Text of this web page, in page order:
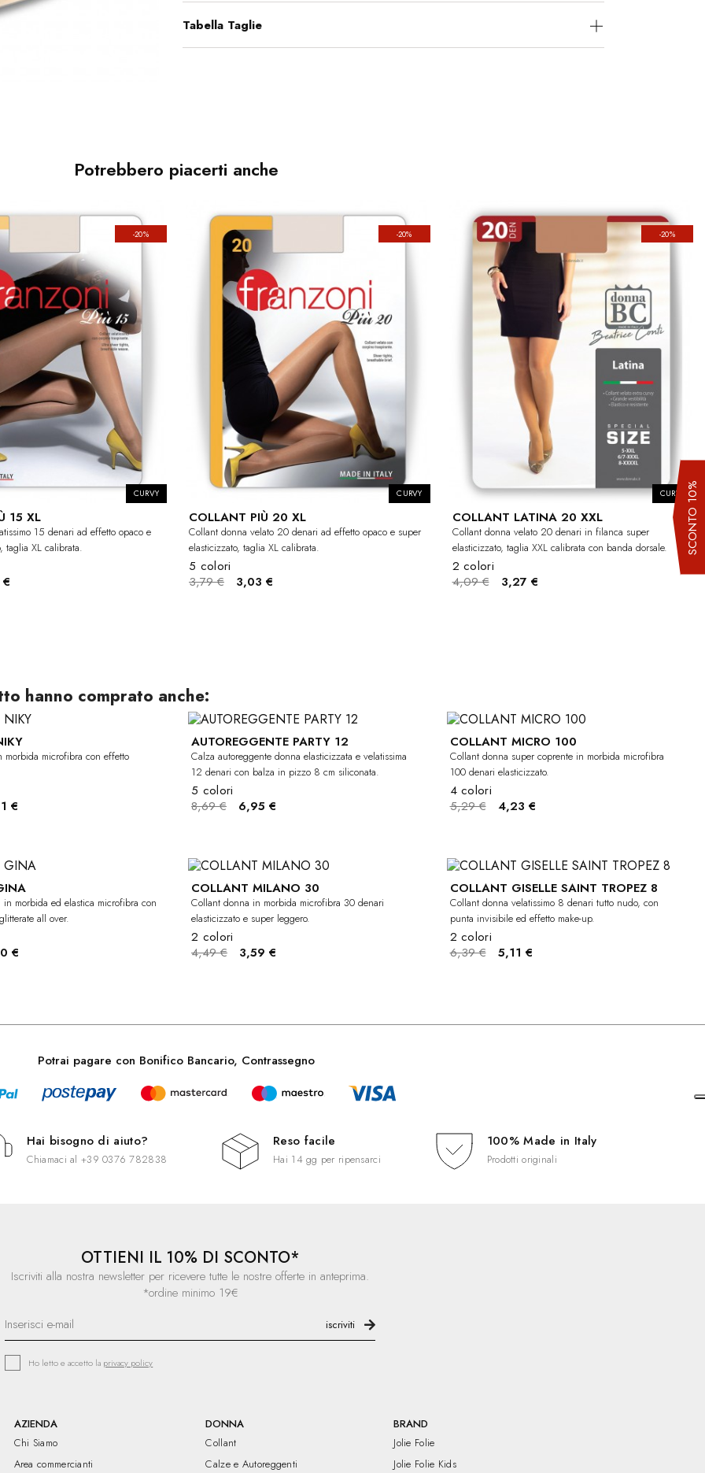
Tabella Taglie
Potrebbero piacerti anche
-20%
CURVY
15 XL
15 denari ad effetto opaco e
taglia XL calibrata.
-20%
CURVY
COLLANT PIÙ 20 XL
Collant donna velato 20 denari ad effetto opaco e super
elasticizzato, taglia XL calibrata.
5 colori
3,79 €
3,03 €
-20%
CURVY
COLLANT LATINA 20 XXL
Collant donna velato 20 denari in filanca super
elasticizzato, taglia XXL calibrata con banda dorsale.
2 colori
4,09 €
3,27 €
hanno comprato anche:
microfibra con effetto
€
AUTOREGGENTE PARTY 12
Calza autoreggente donna elasticizzata e velatissima
12 denari con balza in pizzo 8 cm siliconata.
5 colori
8,69 €
6,95 €
COLLANT MICRO 100
Collant donna super coprente in morbida microfibra
100 denari elasticizzato.
4 colori
5,29 €
4,23 €
BAMBINA
morbida ed elastica microfibra con
all over.
€
COLLANT MILANO 30
Collant donna in morbida microfibra 30 denari
elasticizzato e super leggero.
2 colori
4,49 €
3,59 €
-20%
COLLANT GISELLE SAINT TROPEZ 8
Collant donna velatissimo 8 denari tutto nudo, con
punta invisibile ed effetto make-up.
2 colori
6,39 €
5,11 €
Potrai pagare con Bonifico Bancario, Contrassegno
Hai bisogno di aiuto?
Chiamaci al +39 0376 782838
Reso facile
Hai 14 gg per ripensarci
100% Made in Italy
Prodotti originali
OTTIENI IL 10% DI SCONTO*
Iscriviti alla nostra newsletter per ricevere tutte le nostre offerte in anteprima.
*ordine minimo 19€
Ho letto e accetto la privacy policy
SCONTO 10%
AZIENDA
Chi Siamo
Area commercianti
DONNA
Collant
Calze e Autoreggenti
BRAND
Jolie Folie
Jolie Folie Kids